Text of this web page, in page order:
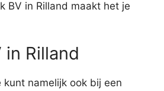
BV in Rilland maakt het je
Rilland
namelijk ook bij een